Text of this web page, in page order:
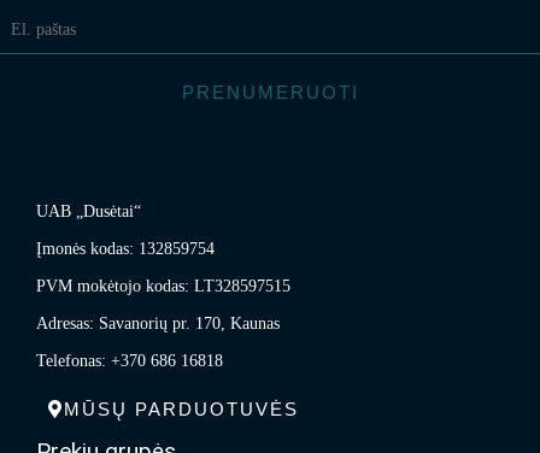
PRENUMERUOTI
UAB „Dusėtai“
Įmonės kodas: 132859754
PVM mokėtojo kodas: LT328597515
Adresas: Savanorių pr. 170, Kaunas
Telefonas: +370 686 16818
MŪSŲ PARDUOTUVĖS